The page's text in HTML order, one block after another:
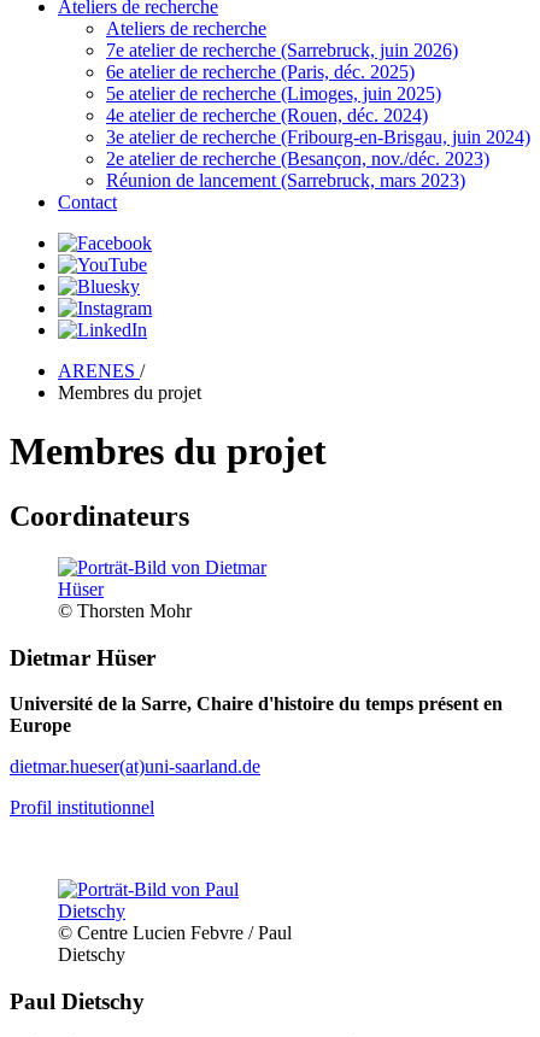
Ateliers de recherche
Ateliers de recherche
7e atelier de recherche (Sarrebruck, juin 2026)
6e atelier de recherche (Paris, déc. 2025)
5e atelier de recherche (Limoges, juin 2025)
4e atelier de recherche (Rouen, déc. 2024)
3e atelier de recherche (Fribourg-en-Brisgau, juin 2024)
2e atelier de recherche (Besançon, nov./déc. 2023)
Réunion de lancement (Sarrebruck, mars 2023)
Contact
ARENES /
Membres du projet
Membres du projet
Coordinateurs
© Thorsten Mohr
Dietmar Hüser
Université de la Sarre, Chaire d'histoire du temps présent en
Europe
dietmar.hueser(at)uni-saarland.de
Profil institutionnel
© Centre Lucien Febvre / Paul
Dietschy
Paul Dietschy